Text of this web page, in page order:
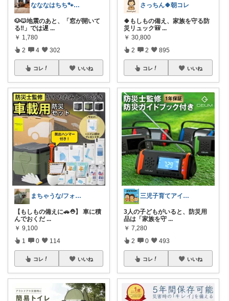
なななはちち🐾猫とおトクと美味しいもの
🐶🐱地震のあと、「窓が開いて
る‼️」では遅 ...
￥ 1,780
2 4 302
コレ いいね
まちゃうな/フォロワー様から購入
【もしもの備えに🚗⛑️】 車に積
んでおくだ ...
￥ 9,100
1 0 114
コレ いいね
さっちん🍀朝コレ
🍀もしもの備え、家族を守る防
災リュック🎒 ...
￥ 30,800
2 2 895
コレ いいね
三児子育てアイテム
3人の子どもがいると、防災用
品は「家族を守 ...
￥ 7,280
2 0 493
コレ いいね